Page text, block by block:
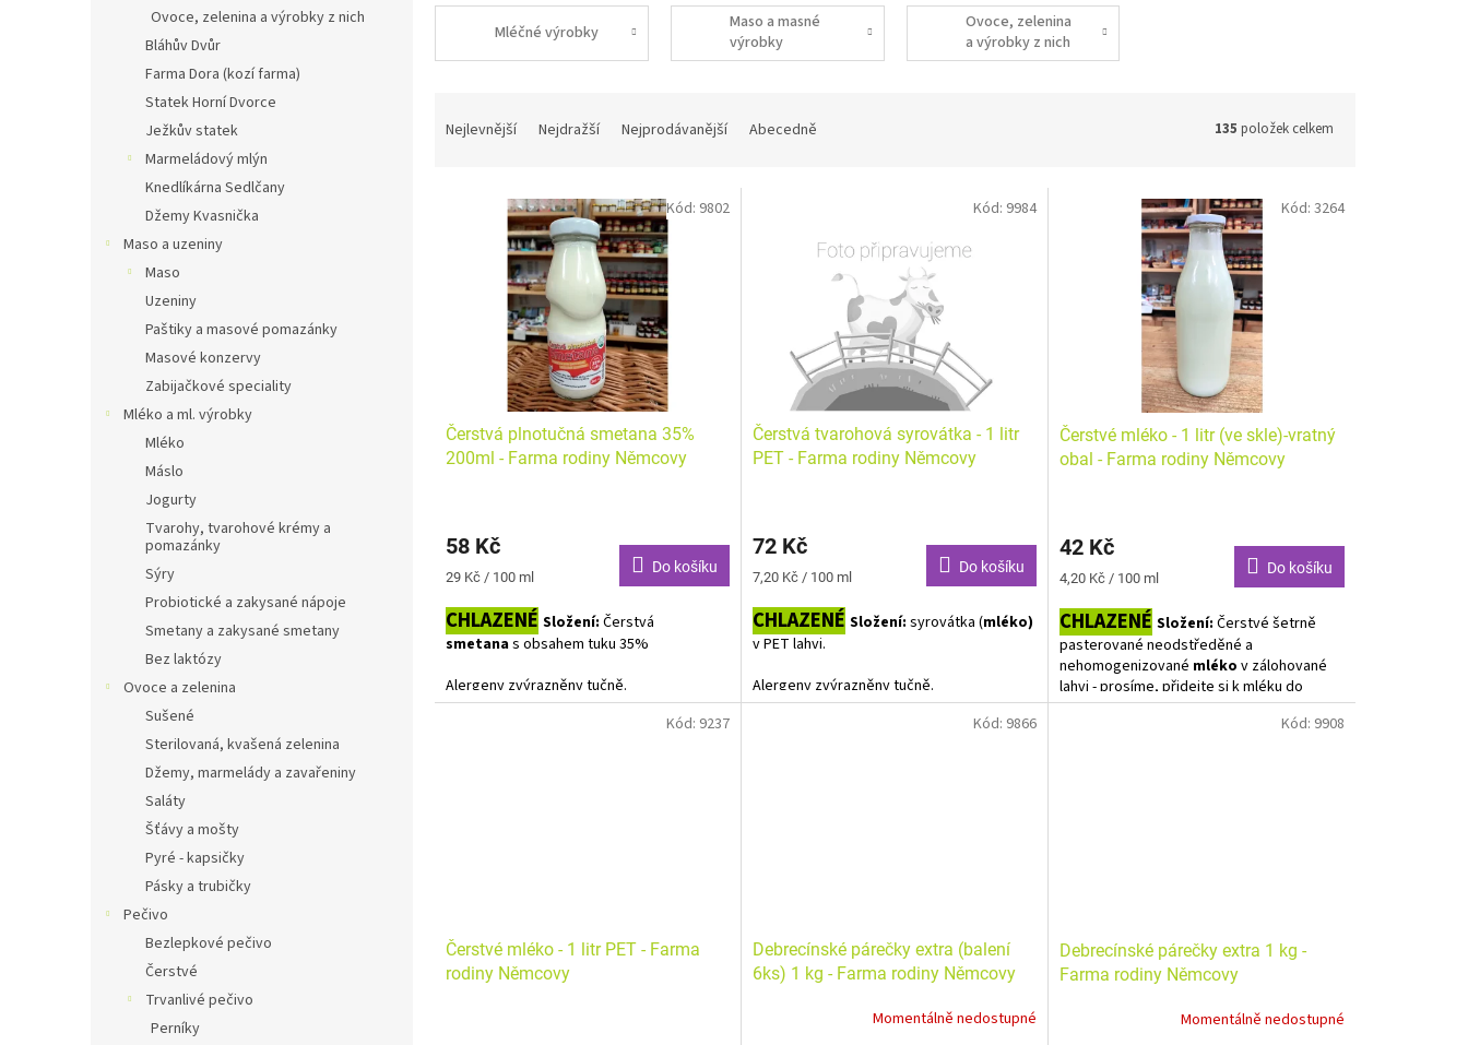
Ovoce, zelenina a výrobky z nich
Bláhův Dvůr
Farma Dora (kozí farma)
Statek Horní Dvorce
Ježkův statek
Marmeládový mlýn
Knedlíkárna Sedlčany
Džemy Kvasnička
Maso a uzeniny
Maso
Uzeniny
Paštiky a masové pomazánky
Masové konzervy
Zabijačkové speciality
Mléko a ml. výrobky
Mléko
Máslo
Jogurty
Tvarohy, tvarohové krémy a
pomazánky
Sýry
Probiotické a zakysané nápoje
Smetany a zakysané smetany
Bez laktózy
Ovoce a zelenina
Sušené
Sterilovaná, kvašená zelenina
Džemy, marmelády a zavařeniny
Saláty
Šťávy a mošty
Pyré - kapsičky
Pásky a trubičky
Pečivo
Bezlepkové pečivo
Čerstvé
Trvanlivé pečivo
Perníky
Mléčné výrobky
Maso a masné
výrobky
Ovoce, zelenina
a výrobky z nich
Nejlevnější Nejdražší Nejprodávanější Abecedně 135 položek celkem
Čerstvá plnotučná smetana 35%
200ml - Farma rodiny Němcovy
58 Kč
Měrná
29 Kč / 100 ml
Do košíku
CHLAZENÉ Složení: Čerstvá
smetanas obsahem tuku 35%
Alergeny zvýrazněny tučně.
Kód: 9802
Čerstvá tvarohová syrovátka - 1 litr
PET - Farma rodiny Němcovy
produktu
je
5,0
z
5
hvězdiček.
72 Kč
Měrná
7,20 Kč / 100 ml
Do košíku
CHLAZENÉ Složení: syrovátka (mléko)
v PET lahvi.
Alergeny zvýrazněny tučně.
Kód: 9984
Čerstvé mléko - 1 litr (ve skle)-vratný
obal - Farma rodiny Němcovy
42 Kč
Měrná
4,20 Kč / 100 ml
Do košíku
CHLAZENÉ Složení: Čerstvé šetrně
pasterované neodstředěné a
nehomogenizované mléko v zálohované
lahvi - prosíme, přidejte si k mléku do
objednávky i lahev.
Kód: 3264
Čerstvé mléko - 1 litr PET - Farma
rodiny Němcovy
Kód: 9237
Debrecínské párečky extra (balení
6ks) 1 kg - Farma rodiny Němcovy
Momentálně nedostupné
Kód: 9866
Debrecínské párečky extra 1 kg -
Farma rodiny Němcovy
Momentálně nedostupné
Kód: 9908